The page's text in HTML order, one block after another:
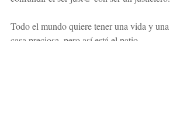
Todo el mundo quiere tener una vida y una
casa preciosa, pero así está el patio…